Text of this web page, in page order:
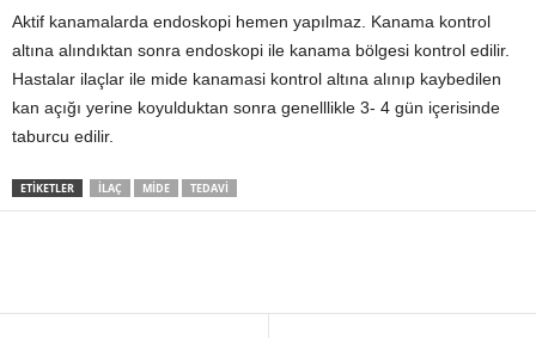
Aktif kanamalarda endoskopi hemen yapılmaz. Kanama kontrol
altına alındıktan sonra endoskopi ile kanama bölgesi kontrol edilir.
Hastalar ilaçlar ile mide kanamasi kontrol altına alınıp kaybedilen
kan açığı yerine koyulduktan sonra genelllikle 3- 4 gün içerisinde
taburcu edilir.
ETIKETLER İLAÇ MIDE TEDAVI